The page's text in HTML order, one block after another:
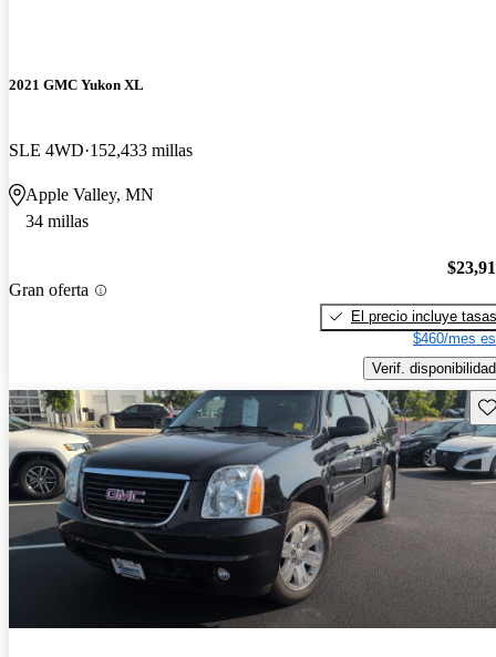
2021 GMC Yukon XL
SLE 4WD 152,433 millas
Apple Valley, MN
34 millas
Gran oferta
El precio incluye tasas
$460/mes
Verif. disponibilidad